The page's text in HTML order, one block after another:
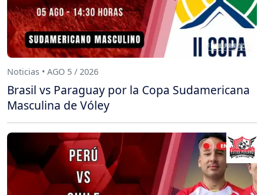
Noticias • AGO 5 / 2026
Brasil vs Paraguay por la Copa Sudamericana
Masculina de Vóley